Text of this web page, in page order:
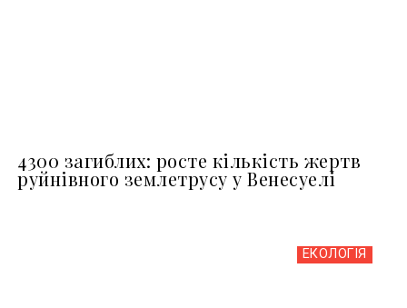
4300 загиблих: росте кількість жертв
руйнівного землетрусу у Венесуелі
ЕКОЛОГІЯ